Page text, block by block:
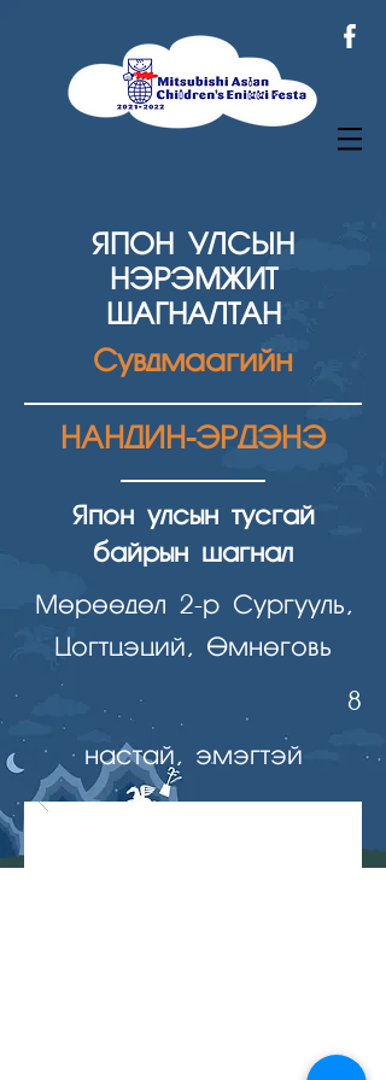
ЯПОН УЛСЫН
НЭРЭМЖИТ
ШАГНАЛТАН
Сувдмаагийн
НАНДИН-ЭРДЭНЭ
Япон улсын тусгай
байрын шагнал
Мөрөөдөл 2-р Сургууль,
Цогтцэций, Өмнөговь
8
настай, эмэгтэй